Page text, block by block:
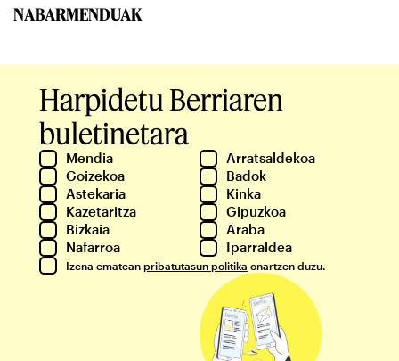
NABARMENDUAK
Harpidetu Berriaren
buletinetara
Mendia
Arratsaldekoa
Goizekoa
Badok
Astekaria
Kinka
Kazetaritza
Gipuzkoa
Bizkaia
Araba
Nafarroa
Iparraldea
Izena ematean pribatutasun politika onartzen duzu.